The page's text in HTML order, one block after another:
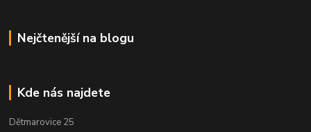
Nejčtenější na blogu
Kde nás najdete
Dětmarovice 25